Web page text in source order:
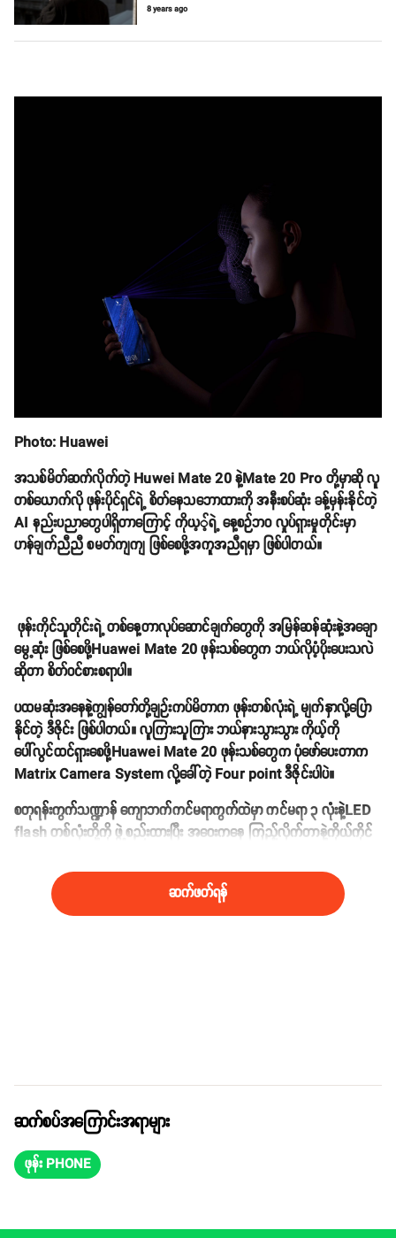
8 years ago
Photo: Huawei
အသစ်မိတ်ဆက်လိုက်တဲ့ Huwei Mate 20 နဲ့Mate 20 Pro တို့မှာဆို လူ
တစ်ယောက်လို ဖုန်းပိုင်ရှင်ရဲ့ စိတ်နေသဘောထားကို အနီးစပ်ဆုံး ခန့်မှန်းနိုင်တဲ့
AI နည်းပညာတွေပါရှိတာကြောင့် ကိုယ့့်ရဲ့ နေ့စဉ်ဘဝ လှုပ်ရှားမှုတိုင်းမှာ
ဟန်ချက်ညီညီ စမတ်ကျကျ ဖြစ်စေဖို့အကူအညီရမှာ ဖြစ်ပါတယ်။
ဖုန်းကိုင်သူတိုင်းရဲ့ တစ်နေ့တာလုပ်ဆောင်ချက်တွေကို အမြန်ဆန်ဆုံးနဲ့အချော
မွေ့ဆုံး ဖြစ်စေဖို့Huawei Mate 20 ဖုန်းသစ်တွေက ဘယ်လိုပံ့ပိုးပေးသလဲ
ဆိုတာ စိတ်ဝင်စားစရာပါ။
ပထမဆုံးအနေနဲ့ကျွန်တော်တို့ချဉ်းကပ်မိတာက ဖုန်းတစ်လုံးရဲ့ မျက်နှာလို့ပြော
နိုင်တဲ့ ဒီဇိုင်း ဖြစ်ပါတယ်။ လူကြားသူကြား ဘယ်နားသွားသွား ကိုယ့်ကို
ပေါ်လွင်ထင်ရှားစေဖို့Huawei Mate 20 ဖုန်းသစ်တွေက ပုံဖော်ပေးတာက
Matrix Camera System လို့ခေါ်တဲ့ Four point ဒီဇိုင်းပါပဲ။
စတုရန်းကွက်သဏ္ဍာန် ကျောဘက်ကင်မရာကွက်ထဲမှာ ကင်မရာ ၃ လုံးနဲ့LED
flash တစ်လုံးတို့ကို ဖွဲ့စည်းထားပြီး အဝေးကနေ ကြည့်လိုက်တာနဲ့ကိုယ်ကိုင်
ဆက်ဖတ်ရန်
ဆက်စပ်အကြောင်းအရာများ
ဖုန်း PHONE